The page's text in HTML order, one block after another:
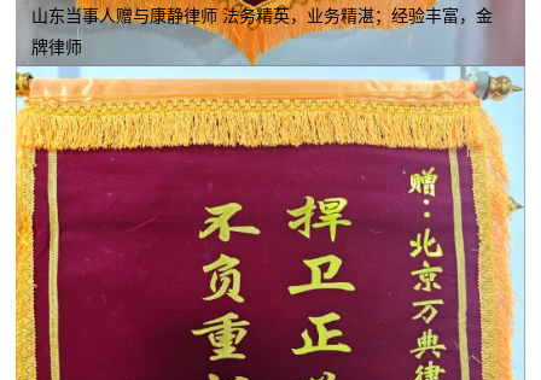
山东当事人赠与康静律师 法务精英，业务精湛；经验丰富，金
牌律师